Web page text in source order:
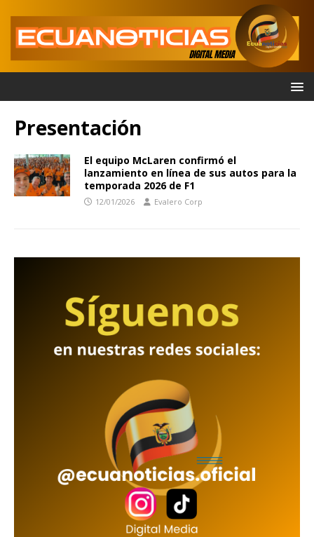
Presentación
El equipo McLaren confirmó el
lanzamiento en línea de sus autos para la
temporada 2026 de F1
12/01/2026 Evalero Corp